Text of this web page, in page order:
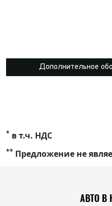
Дополнительное
* в т.ч. НДС
** Предложение не
АВТО В